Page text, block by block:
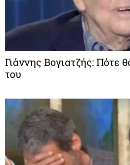
Γιάννης Βογιατζής: Πότε
του